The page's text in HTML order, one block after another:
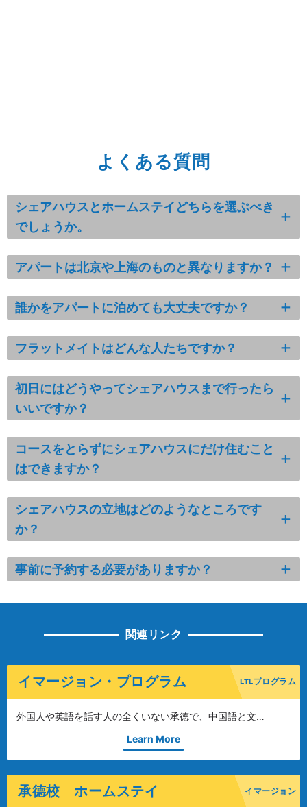
よくある質問
シェアハウスとホームステイどちらを選ぶべき
でしょうか。
アパートは北京や上海のものと異なりますか？
誰かをアパートに泊めても大丈夫ですか？
フラットメイトはどんな人たちですか？
初日にはどうやってシェアハウスまで行ったら
いいですか？
コースをとらずにシェアハウスにだけ住むこと
はできますか？
シェアハウスの立地はどのようなところです
か？
事前に予約する必要がありますか？
関連リンク
イマージョン・プログラム LTLプログラム
外国人や英語を話す人の全くいない承徳で、中国語と文…
Learn More
承德校 ホームステイ イマージョン